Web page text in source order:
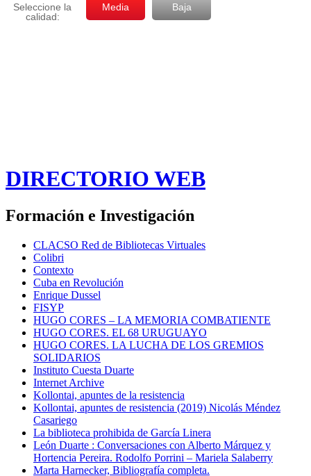
DIRECTORIO WEB
Formación e Investigación
CLACSO Red de Bibliotecas Virtuales
Colibri
Contexto
Cuba en Revolución
Enrique Dussel
FISYP
HUGO CORES – LA MEMORIA COMBATIENTE
HUGO CORES. EL 68 URUGUAYO
HUGO CORES. LA LUCHA DE LOS GREMIOS
SOLIDARIOS
Instituto Cuesta Duarte
Internet Archive
Kollontai, apuntes de la resistencia
Kollontai, apuntes de resistencia (2019) Nicolás Méndez
Casariego
La biblioteca prohibida de García Linera
León Duarte : Conversaciones con Alberto Márquez y
Hortencia Pereira. Rodolfo Porrini – Mariela Salaberry
Marta Harnecker, Bibliografía completa.